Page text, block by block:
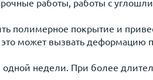
работы, работы с
полимерное покрытие и
может вызвать деформацию
недели. При более